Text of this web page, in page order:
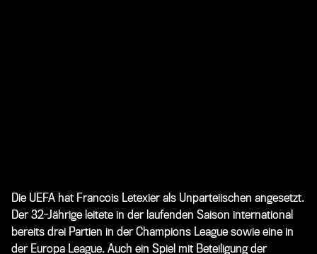
Die UEFA hat Francois Letexier als Unparteiischen angesetzt.
Der 32-Jährige leitete in der laufenden Saison international
bereits drei Partien in der Champions League sowie eine in
der Europa League. Auch ein Spiel mit Beteiligung der